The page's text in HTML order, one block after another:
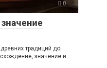
0
традиций до
значение и